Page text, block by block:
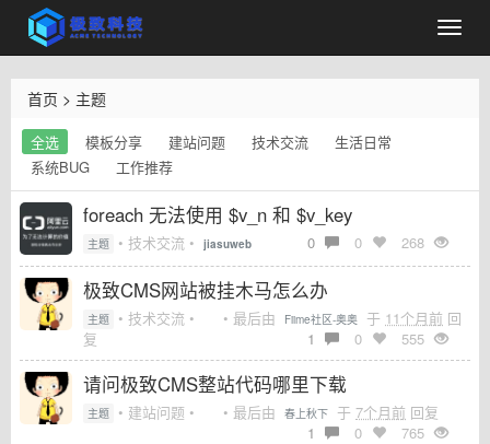
首页 > 主题
全选 模板分享 建站问题 技术交流
生活日常
系统BUG
工作推荐
foreach 无法使用 $v_n 和 $v_key
主题 • 技术交流 • jiasuweb 0 0 268
极致CMS网站被挂木马怎么办
主题 • 技术交流 • • 最后由 Fiime社区-奥奥 于 11个月前 回
复
1 0 555
请问极致CMS整站代码哪里下载
主题 • 建站问题 • • 最后由 春上秋下 于 7个月前 回复
1
0 765